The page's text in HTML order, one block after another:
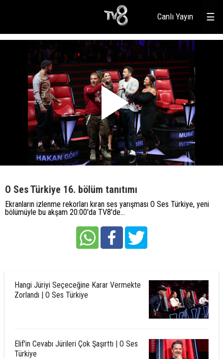
☰
Canlı Yayın
O Ses Türkiye 16. bölüm tanıtımı
Ekranların izlenme rekorları kıran ses yarışması O Ses Türkiye, yeni
bölümüyle bu akşam 20:00'da TV8'de...
Hangi Jüriyi Seçeceğine Karar Vermekte
Zorlandı | O Ses Türkiye
Elif'in Cevabı Jürileri Çok Şaşırttı | O Ses
Türkiye